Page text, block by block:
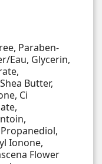
Paraben-
Eau, Glycerin,
Butter,
Ci
Ionone,
Flower